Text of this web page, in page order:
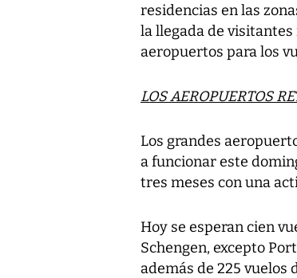
residencias en las
la llegada de
aeropuertos para los
LOS AEROPUERTOS
Los grandes
a funcionar este
tres meses con una
Hoy se esperan cien
Schengen, excepto
además de 225 vuelos